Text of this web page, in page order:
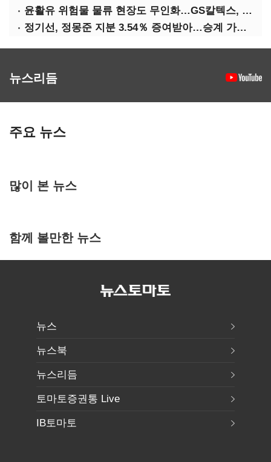
윤활유 위험물 물류 현장도 무인화…GS칼텍스, 디지털 전환 가속
정기선, 정몽준 지분 3.54％ 증여받아…승계 가속화
뉴스리듬
주요 뉴스
많이 본 뉴스
함께 볼만한 뉴스
뉴스
뉴스북
뉴스리듬
토마토증권통 Live
IB토마토